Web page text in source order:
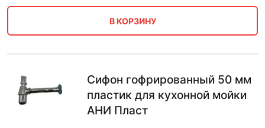
В КОРЗИНУ
Сифон гофрированный 50 мм
пластик для кухонной мойки
АНИ Пласт